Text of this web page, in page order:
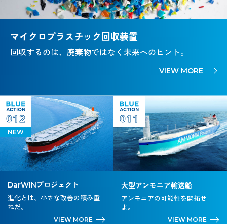
マイクロプラスチック回収装置
回収するのは、廃棄物ではなく未来へのヒント。
VIEW MORE
012
NEW
DarWINプロジェクト
進化とは、小さな改善の積み重
ねだ。
VIEW MORE
011
大型アンモニア輸送船
アンモニアの可能性を開拓せ
よ。
VIEW MORE